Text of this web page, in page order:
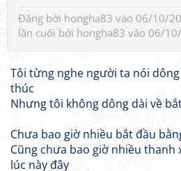
Đăng bởi hongha83 vào 06/10/
lần cuối bởi hongha83 vào 06/
Tôi từng nghe người ta nói
thúc
Nhưng tôi không dông dài về
Chưa bao giờ nhiều bắt đầu
Cũng chưa bao giờ nhiều thanh
lúc này đây